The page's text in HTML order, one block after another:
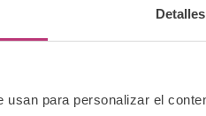
Detalles
usan para personalizar el